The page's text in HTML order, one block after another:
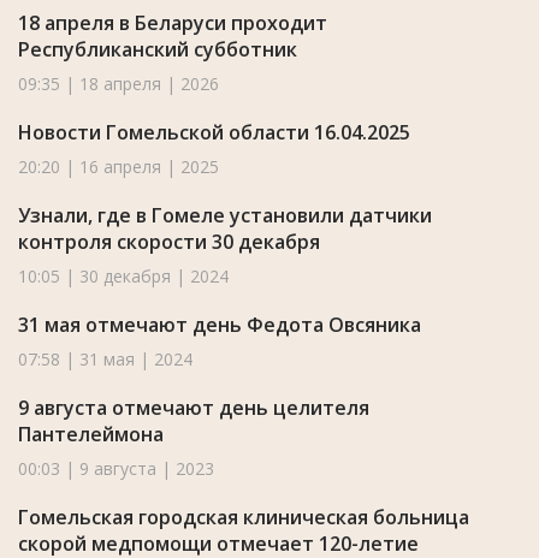
18 апреля в Беларуси проходит
Республиканский субботник
09:35 | 18 апреля | 2026
Новости Гомельской области 16.04.2025
20:20 | 16 апреля | 2025
Узнали, где в Гомеле установили датчики
контроля скорости 30 декабря
10:05 | 30 декабря | 2024
31 мая отмечают день Федота Овсяника
07:58 | 31 мая | 2024
9 августа отмечают день целителя
Пантелеймона
00:03 | 9 августа | 2023
Гомельская городская клиническая больница
скорой медпомощи отмечает 120-летие